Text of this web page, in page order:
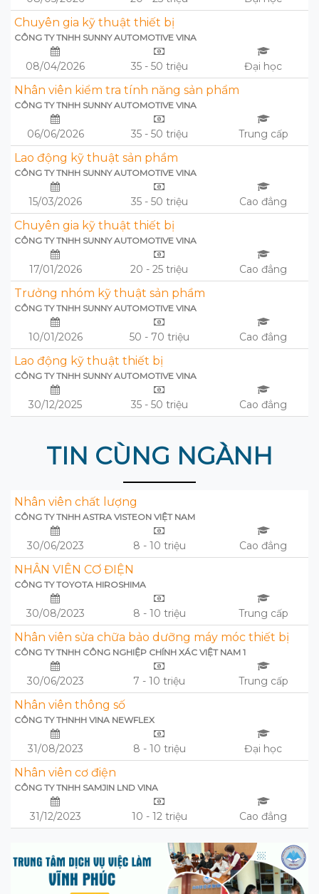
Chuyên gia kỹ thuật thiết bị
CÔNG TY TNHH SUNNY AUTOMOTIVE VINA
08/04/2026 35 - 50 triệu Đại học
Nhân viên kiểm tra tính năng sản phẩm
CÔNG TY TNHH SUNNY AUTOMOTIVE VINA
06/06/2026 35 - 50 triệu Trung cấp
Lao động kỹ thuật sản phầm
CÔNG TY TNHH SUNNY AUTOMOTIVE VINA
15/03/2026 35 - 50 triệu Cao đẳng
Chuyên gia kỹ thuật thiết bị
CÔNG TY TNHH SUNNY AUTOMOTIVE VINA
17/01/2026 20 - 25 triệu Cao đẳng
Trưởng nhóm kỹ thuật sản phầm
CÔNG TY TNHH SUNNY AUTOMOTIVE VINA
10/01/2026 50 - 70 triệu Cao đẳng
Lao động kỹ thuật thiết bị
CÔNG TY TNHH SUNNY AUTOMOTIVE VINA
30/12/2025 35 - 50 triệu Cao đẳng
TIN CÙNG NGÀNH
Nhân viên chất lượng
CÔNG TY TNHH ASTRA VISTEON VIỆT NAM
30/06/2023 8 - 10 triệu Cao đẳng
NHÂN VIÊN CƠ ĐIỆN
CÔNG TY TOYOTA HIROSHIMA
30/08/2023 8 - 10 triệu Trung cấp
Nhân viên sửa chữa bảo dưỡng máy móc thiết bị
CÔNG TY TNHH CÔNG NGHIỆP CHÍNH XÁC VIỆT NAM 1
30/06/2023 7 - 10 triệu Trung cấp
Nhân viên thông số
CÔNG TY THNHH VINA NEWFLEX
31/08/2023 8 - 10 triệu Đại học
Nhân viên cơ điện
CÔNG TY TNHH SAMJIN LND VINA
31/12/2023 10 - 12 triệu Cao đẳng